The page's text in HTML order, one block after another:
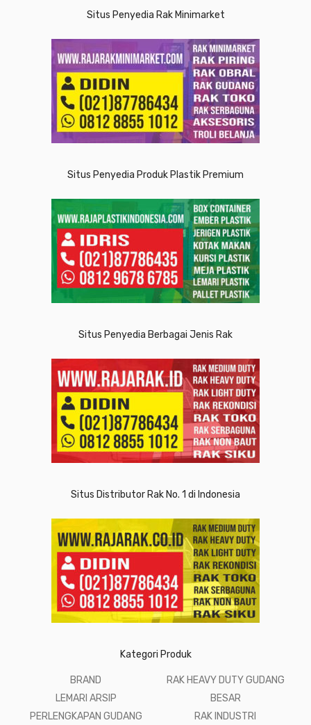
Situs Penyedia Rak Minimarket
Situs Penyedia Produk Plastik Premium
Situs Penyedia Berbagai Jenis Rak
Situs Distributor Rak No. 1 di Indonesia
Kategori Produk
BRAND
LEMARI ARSIP
PERLENGKAPAN GUDANG
RAK HEAVY DUTY GUDANG
BESAR
RAK INDUSTRI